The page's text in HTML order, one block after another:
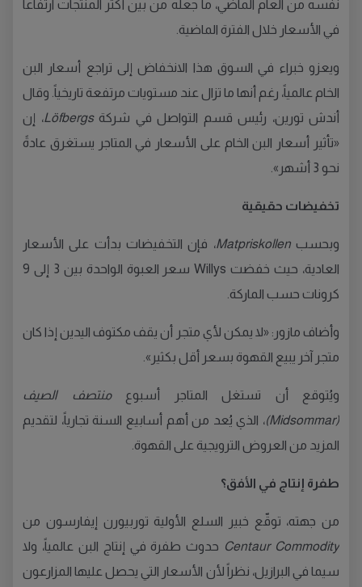
نفسه من العام الماضي، ما جعله من بين أكثر المنتجات ارتفاعاً
في الأسعار خلال الفترة الماضية.
ويعزو خبراء في السوق هذا الانخفاض إلى تراجع أسعار البن
الخام عالمياً، رغم أنها ما تزال عند مستويات مرتفعة تاريخياً. وقال
أندش تورين، رئيس قسم التواصل في شركةLöfbergs، إن
«تأثير أسعار البن الخام على الأسعار في المتاجر يستغرق عادةً
نحو 3 أشهر».
تخفيضات حقيقية
وبحسبMatpriskollen، فإن التخفيضات بدأت على الأسعار
العادية، حيث خفضت Willys سعر العبوة الواحدة بين 3 إلى 9
كرونات حسب الماركة.
وأضاف مازور: «لا يمكن لأي متجر أن يقف مكتوف اليدين إذا كان
متجر آخر يبيع القهوة بسعر أقل بكثير».
ويُتوقع أن تستغل المتاجر أسبوعمنتصف الصيف
(Midsommar)
، الذي يُعد من أهم أسابيع السنة تجارياً، لتقديم
المزيد من العروض الترويجية على القهوة.
طفرة إنتاج في الأفق؟
من جهته، توقّع خبير السلع الأولية توربيورن إيفارسون من
Centaur Commodity حدوث طفرة في إنتاج البن عالمياً، ولا
سيما في البرازيل، نظراً لأن الأسعار التي يحصل عليها المزارعون